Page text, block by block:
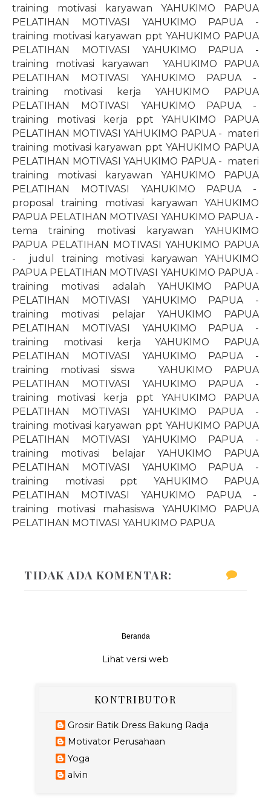
training motivasi karyawan YAHUKIMO PAPUA
PELATIHAN MOTIVASI YAHUKIMO PAPUA -
training motivasi karyawan ppt YAHUKIMO PAPUA
PELATIHAN MOTIVASI YAHUKIMO PAPUA -
training motivasi karyawan
YAHUKIMO PAPUA
PELATIHAN MOTIVASI YAHUKIMO PAPUA -
training motivasi kerja YAHUKIMO PAPUA
PELATIHAN MOTIVASI YAHUKIMO PAPUA -
training motivasi kerja ppt YAHUKIMO PAPUA
PELATIHAN MOTIVASI YAHUKIMO PAPUA - materi
training motivasi karyawan ppt YAHUKIMO PAPUA
PELATIHAN MOTIVASI YAHUKIMO PAPUA - materi
training motivasi karyawan YAHUKIMO PAPUA
PELATIHAN MOTIVASI YAHUKIMO PAPUA -
proposal training motivasi karyawan YAHUKIMO
PAPUA PELATIHAN MOTIVASI YAHUKIMO PAPUA -
tema training motivasi karyawan YAHUKIMO
PAPUA PELATIHAN MOTIVASI YAHUKIMO PAPUA
-
judul training motivasi karyawan YAHUKIMO
PAPUA PELATIHAN MOTIVASI YAHUKIMO PAPUA -
training motivasi adalah YAHUKIMO PAPUA
PELATIHAN MOTIVASI YAHUKIMO PAPUA -
training motivasi pelajar YAHUKIMO PAPUA
PELATIHAN MOTIVASI YAHUKIMO PAPUA -
training motivasi kerja YAHUKIMO PAPUA
PELATIHAN MOTIVASI YAHUKIMO PAPUA -
training motivasi siswa
YAHUKIMO PAPUA
PELATIHAN MOTIVASI YAHUKIMO PAPUA -
training motivasi kerja ppt YAHUKIMO PAPUA
PELATIHAN MOTIVASI YAHUKIMO PAPUA -
training motivasi karyawan ppt YAHUKIMO PAPUA
PELATIHAN MOTIVASI YAHUKIMO PAPUA -
training motivasi belajar YAHUKIMO PAPUA
PELATIHAN MOTIVASI YAHUKIMO PAPUA -
training motivasi ppt YAHUKIMO PAPUA
PELATIHAN MOTIVASI YAHUKIMO PAPUA -
training motivasi mahasiswa YAHUKIMO PAPUA
PELATIHAN MOTIVASI YAHUKIMO PAPUA
TIDAK ADA KOMENTAR:
Beranda
Lihat versi web
KONTRIBUTOR
Grosir Batik Dress Bakung Radja
Motivator Perusahaan
Yoga
alvin